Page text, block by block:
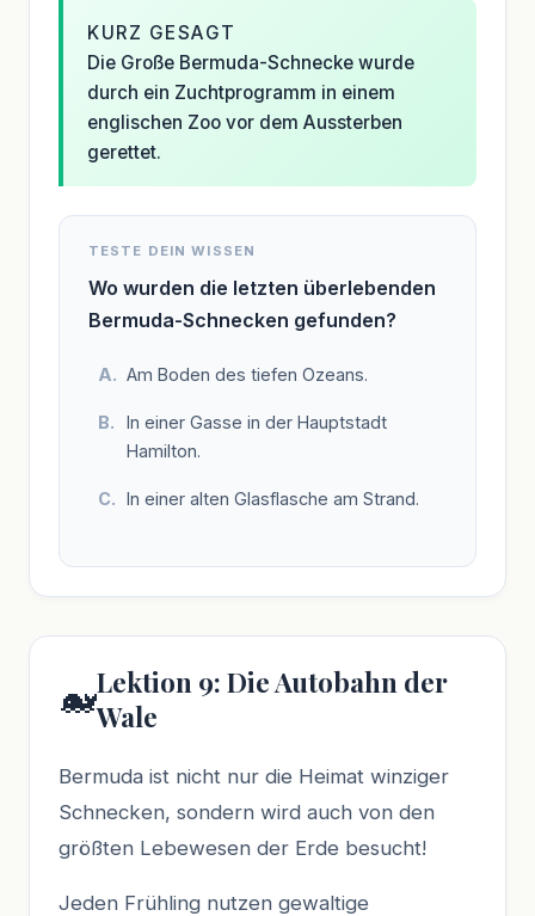
KURZ GESAGT
Die Große Bermuda-Schnecke wurde
durch ein Zuchtprogramm in einem
englischen Zoo vor dem Aussterben
gerettet.
TESTE DEIN WISSEN
Wo wurden die letzten überlebenden
Bermuda-Schnecken gefunden?
Am Boden des tiefen Ozeans.
In einer Gasse in der Hauptstadt
Hamilton.
In einer alten Glasflasche am Strand.
🐋Lektion 9: Die Autobahn der
Wale
Bermuda ist nicht nur die Heimat winziger
Schnecken, sondern wird auch von den
größten Lebewesen der Erde besucht!
Jeden Frühling nutzen gewaltige